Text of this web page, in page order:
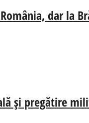
dar la
și pregătire